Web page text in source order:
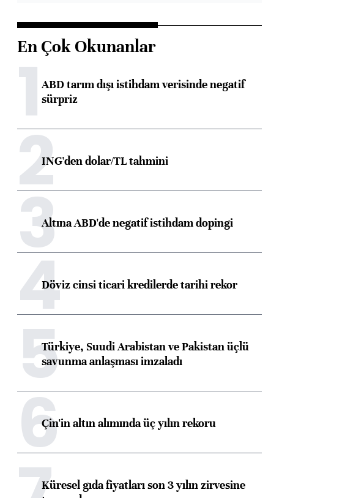
En Çok Okunanlar
1ABD tarım dışı istihdam verisinde negatif
sürpriz
2ING'den dolar/TL tahmini
3Altına ABD'de negatif istihdam dopingi
4Döviz cinsi ticari kredilerde tarihi rekor
5Türkiye, Suudi Arabistan ve Pakistan üçlü
savunma anlaşması imzaladı
6Çin'in altın alımında üç yılın rekoru
Küresel gıda fiyatları son 3 yılın zirvesine